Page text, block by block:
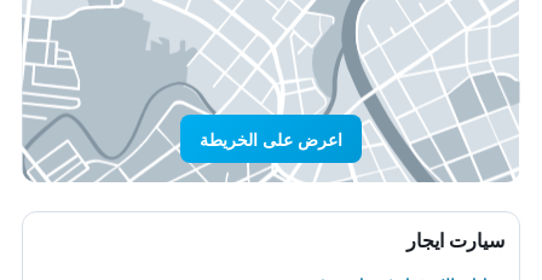
اعرض على الخريطة
سيارت ايجار